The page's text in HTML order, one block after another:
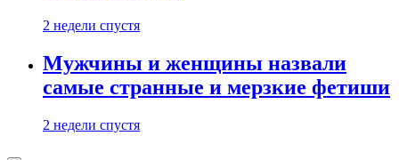
2 недели спустя
Мужчины и женщины назвали
самые странные и мерзкие фетиши
2 недели спустя